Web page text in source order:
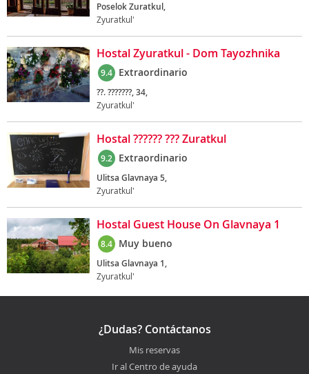
Poselok Zuratkul,
Zyuratkul'
Hostal Zyuratkul - Dom Tayozhnika
9.4 Extraordinario
??. ???????, 34,
Zyuratkul'
Hostal ?????? ??? Zuratkul
9.2 Extraordinario
Ulitsa Glavnaya 5,
Zyuratkul'
Hostal Guest House On Glavnaya 1
8.4 Muy bueno
Ulitsa Glavnaya 1,
Zyuratkul'
¿Dudas? Contáctanos
Mis reservas
Ir al Centro de ayuda